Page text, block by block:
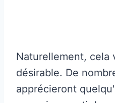
Naturellement, cela
désirable. De
apprécieront